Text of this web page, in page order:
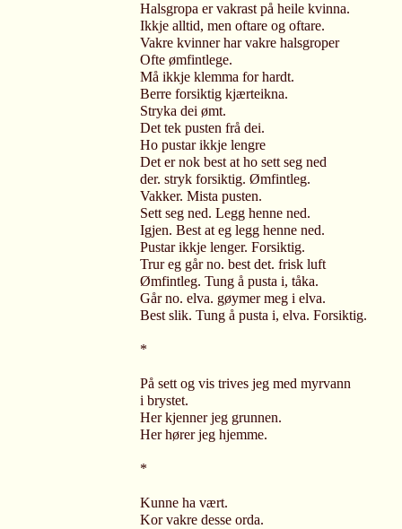
Halsgropa er vakrast på heile kvinna.
Ikkje alltid, men oftare og oftare.
Vakre kvinner har vakre halsgroper
Ofte ømfintlege.
Må ikkje klemma for hardt.
Berre forsiktig kjærteikna.
Stryka dei ømt.
Det tek pusten frå dei.
Ho pustar ikkje lengre
Det er nok best at ho sett seg ned
der. stryk forsiktig. Ømfintleg.
Vakker. Mista pusten.
Sett seg ned. Legg henne ned.
Igjen. Best at eg legg henne ned.
Pustar ikkje lenger. Forsiktig.
Trur eg går no. best det. frisk luft
Ømfintleg. Tung å pusta i, tåka.
Går no. elva. gøymer meg i elva.
Best slik. Tung å pusta i, elva. Forsiktig.
*
På sett og vis trives jeg med myrvann
i brystet.
Her kjenner jeg grunnen.
Her hører jeg hjemme.
*
Kunne ha vært.
Kor vakre desse orda.